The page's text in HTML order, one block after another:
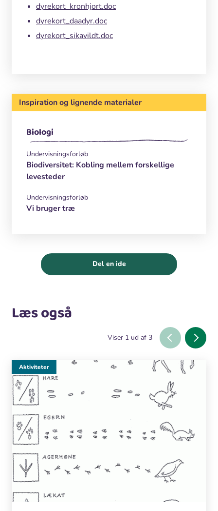
dyrekort_kronhjort.doc
dyrekort_daadyr.doc
dyrekort_sikavildt.doc
Inspiration og lignende materialer
Biologi
Undervisningsforløb
Biodiversitet: Kobling mellem forskellige
levesteder
Undervisningsforløb
Vi bruger træ
Del en ide
Læs også
Viser 1 ud af 3
Aktiviteter